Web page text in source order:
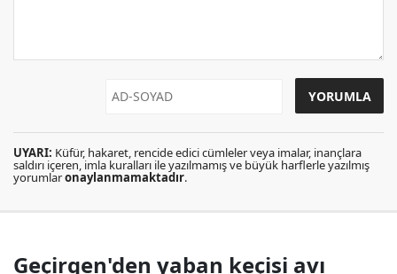
UYARI: Küfür, hakaret, rencide edici cümleler veya imalar, inançlara
saldırı içeren, imla kuralları ile yazılmamış ve büyük harflerle yazılmış
yorumlaronaylanmamaktadır.
Geçirgen'den yaban keçisi avı